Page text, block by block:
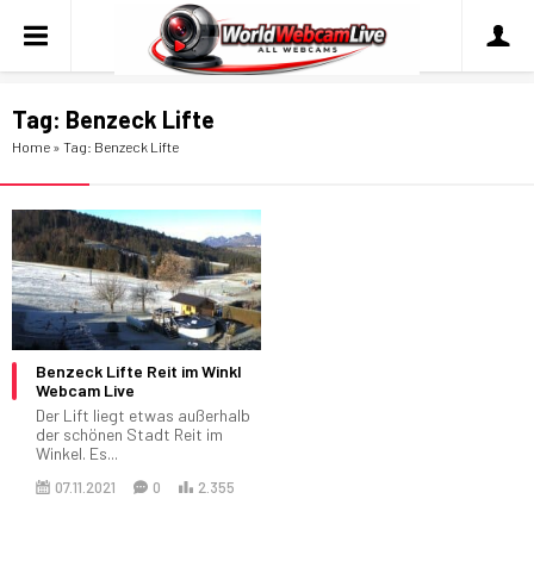
Tag: Benzeck Lifte
Home » Tag: Benzeck Lifte
Benzeck Lifte Reit im Winkl
Webcam Live
Der Lift liegt etwas außerhalb
der schönen Stadt Reit im
Winkel. Es...
07.11.2021 0 2.355